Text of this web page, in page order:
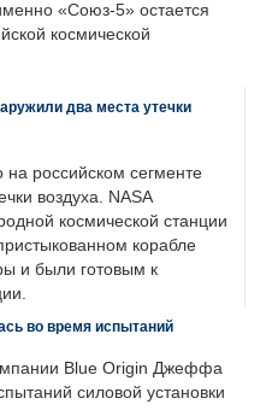
«Союз-5» остается
космической
два места утечки
российском сегменте
воздуха. NASA
космической станции
корабле
и были готовым к
во время испытаний
Blue Origin Джеффа
силовой установки